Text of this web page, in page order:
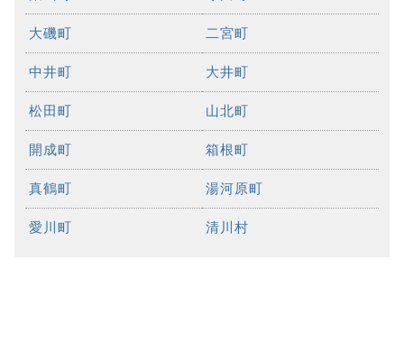
大磯町 二宮町
中井町 大井町
松田町 山北町
開成町 箱根町
真鶴町 湯河原町
愛川町 清川村